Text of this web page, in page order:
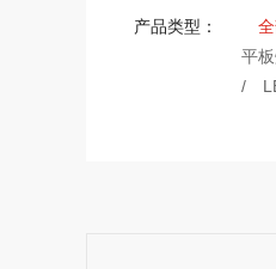
产品类型：
平
/